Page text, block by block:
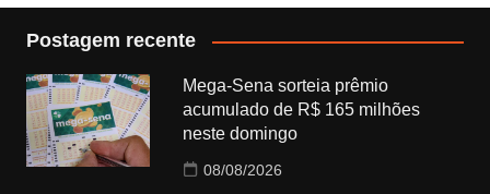
Postagem recente
Mega-Sena sorteia prêmio
acumulado de R$ 165 milhões
neste domingo
08/08/2026